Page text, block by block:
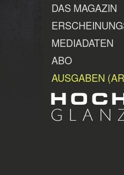
DAS MAGAZIN
MEDIADATEN
ABO
AUSGABEN